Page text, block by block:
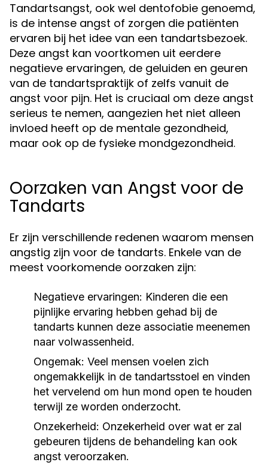
Tandartsangst, ook wel dentofobie genoemd,
is de intense angst of zorgen die patiënten
ervaren bij het idee van een tandartsbezoek.
Deze angst kan voortkomen uit eerdere
negatieve ervaringen, de geluiden en geuren
van de tandartspraktijk of zelfs vanuit de
angst voor pijn. Het is cruciaal om deze angst
serieus te nemen, aangezien het niet alleen
invloed heeft op de mentale gezondheid,
maar ook op de fysieke mondgezondheid.
Oorzaken van Angst voor de
Tandarts
Er zijn verschillende redenen waarom mensen
angstig zijn voor de tandarts. Enkele van de
meest voorkomende oorzaken zijn:
Negatieve ervaringen: Kinderen die een
pijnlijke ervaring hebben gehad bij de
tandarts kunnen deze associatie meenemen
naar volwassenheid.
Ongemak: Veel mensen voelen zich
ongemakkelijk in de tandartsstoel en vinden
het vervelend om hun mond open te houden
terwijl ze worden onderzocht.
Onzekerheid: Onzekerheid over wat er zal
gebeuren tijdens de behandeling kan ook
angst veroorzaken.